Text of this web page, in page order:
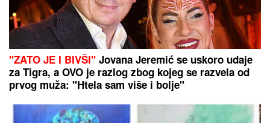
ČEKA DETE SA LJUBAVNICOMAna
Radulović bez dlake na jeziku o
pevaču koji je ostavio ženu i decu:
"Ježim se od toga"